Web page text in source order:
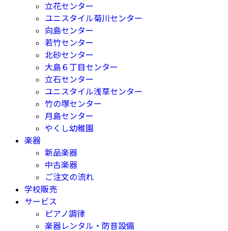
立花センター
ユニスタイル菊川センター
向島センター
若竹センター
北砂センター
大島６丁目センター
立石センター
ユニスタイル浅草センター
竹の塚センター
月島センター
やくし幼稚園
楽器
新品楽器
中古楽器
ご注文の流れ
学校販売
サービス
ピアノ調律
楽器レンタル・防音設備